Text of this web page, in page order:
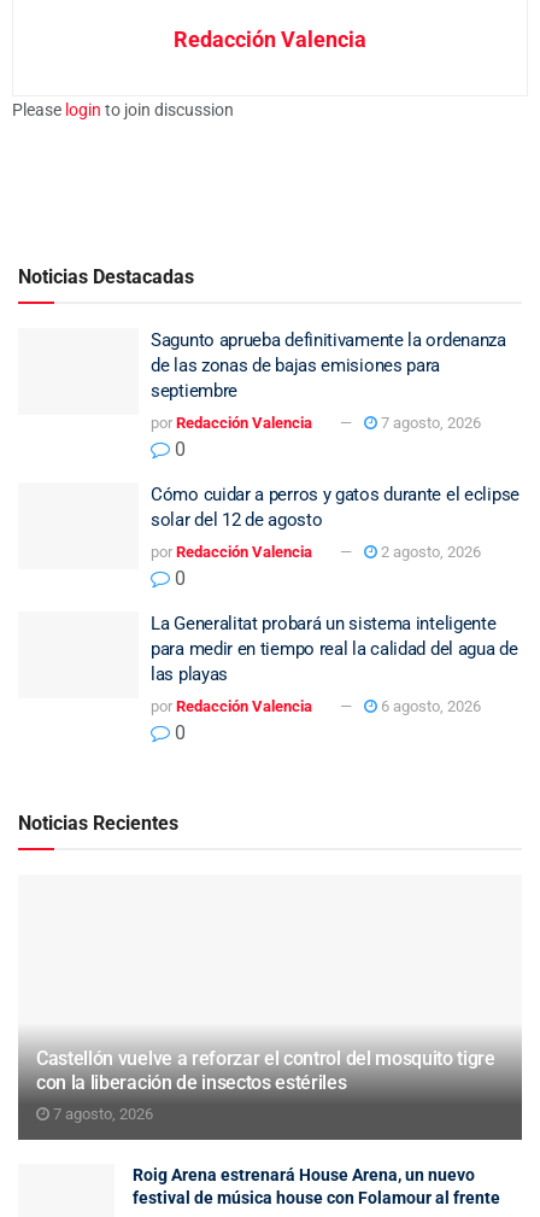
Redacción Valencia
Please login to join discussion
Noticias Destacadas
Sagunto aprueba definitivamente la ordenanza
de las zonas de bajas emisiones para
septiembre
por Redacción Valencia 7 agosto, 2026
0
Cómo cuidar a perros y gatos durante el eclipse
solar del 12 de agosto
por Redacción Valencia 2 agosto, 2026
0
La Generalitat probará un sistema inteligente
para medir en tiempo real la calidad del agua de
las playas
por Redacción Valencia 6 agosto, 2026
0
Noticias Recientes
Castellón vuelve a reforzar el control del mosquito tigre
con la liberación de insectos estériles
7 agosto, 2026
Roig Arena estrenará House Arena, un nuevo
festival de música house con Folamour al frente